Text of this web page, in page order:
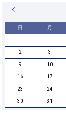
日 月
2 3
9 10
16 17
23 24
30 31